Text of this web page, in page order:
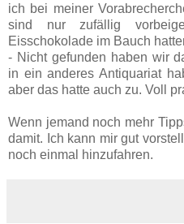
ich bei meiner
sind nur zufällig
Eisschokolade im Bauch
- Nicht gefunden haben wir
in ein anderes Antiquariat
aber das hatte auch zu. Voll
Wenn jemand noch mehr
damit. Ich kann mir gut
noch einmal hinzufahren.